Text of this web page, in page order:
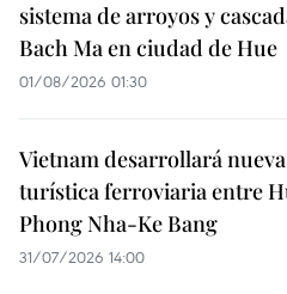
sistema de arroyos y
Bach Ma en ciudad de Hue
01/08/2026 01:30
Vietnam desarrollará
turística ferroviaria entre
Phong Nha-Ke Bang
31/07/2026 14:00